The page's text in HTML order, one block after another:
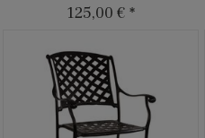
125,00 € *